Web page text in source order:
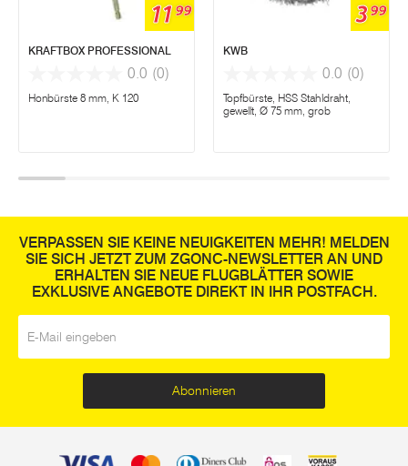
1199
KRAFTBOX PROFESSIONAL
0.0 (0)
Honbürste 8 mm, K 120
399
KWB
0.0 (0)
Topfbürste, HSS Stahldraht,
gewellt, Ø 75 mm, grob
VERPASSEN SIE KEINE NEUIGKEITEN MEHR! MELDEN
SIE SICH JETZT ZUM ZGONC-NEWSLETTER AN UND
ERHALTEN SIE NEUE FLUGBLÄTTER SOWIE
EXKLUSIVE ANGEBOTE DIREKT IN IHR POSTFACH.
Abonnieren